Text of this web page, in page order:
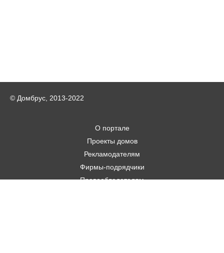
© Домбрус, 2013-2022
О портале
Проекты домов
Рекламодателям
Фирмы-подрядчики
Правообладателям